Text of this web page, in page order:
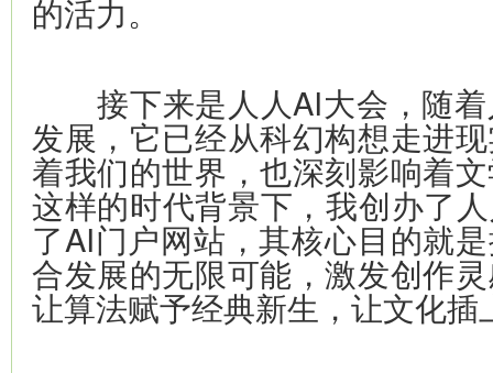
的活力。
接下来是人人AI大会，随着
发展，它已经从科幻构想走进
着我们的世界，也深刻影响着
这样的时代背景下，我创办了
了AI门户网站，其核心目的就
合发展的无限可能，激发创作
让算法赋予经典新生，让文化插